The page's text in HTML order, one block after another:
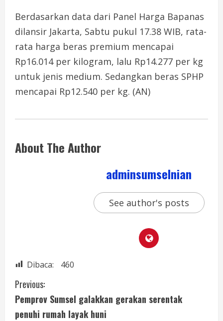
Berdasarkan data dari Panel Harga Bapanas
dilansir Jakarta, Sabtu pukul 17.38 WIB, rata-
rata harga beras premium mencapai
Rp16.014 per kilogram, lalu Rp14.277 per kg
untuk jenis medium. Sedangkan beras SPHP
mencapai Rp12.540 per kg. (AN)
About The Author
adminsumselnian
See author's posts
Dibaca: 460
Previous:
Pemprov Sumsel galakkan gerakan serentak
penuhi rumah layak huni